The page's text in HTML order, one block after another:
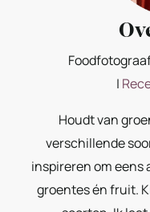
|
Houdt van
verschillende
inspireren om eens
groentes én fruit.